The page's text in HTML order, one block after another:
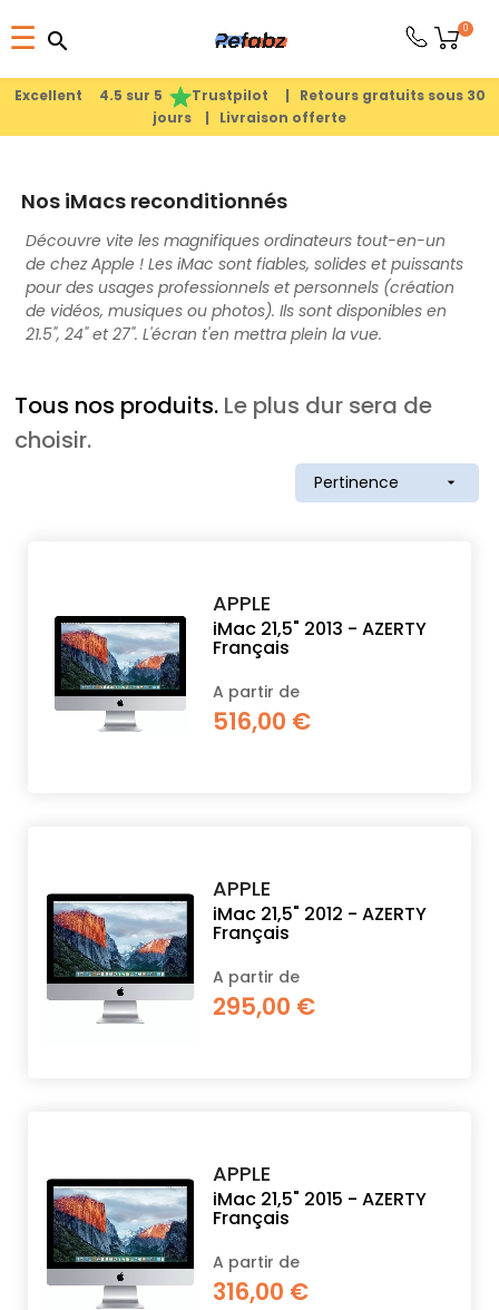
Excellent 4.5 sur 5 Trustpilot | Retours gratuits sous 30
jours | Livraison offerte
Basculer
la
navigation
☰ search
0
search
Nos iMacs reconditionnés
Découvre vite les magnifiques ordinateurs tout-en-un
de chez Apple ! Les iMac sont fiables, solides et puissants
pour des usages professionnels et personnels (création
de vidéos, musiques ou photos). Ils sont disponibles en
21.5", 24" et 27". L'écran t'en mettra plein la vue.
Tous nos produits. Le plus dur sera de
choisir.
Pertinence 
APPLE
iMac 21,5" 2013 - AZERTY
Français
A partir de
516,00 €
APPLE
iMac 21,5" 2012 - AZERTY
Français
A partir de
295,00 €
APPLE
iMac 21,5" 2015 - AZERTY
Français
A partir de
316,00 €
search
PRODUITS
APPLE
PIÈCES
DÉTACHÉES
VENTES
MON
COMPTE